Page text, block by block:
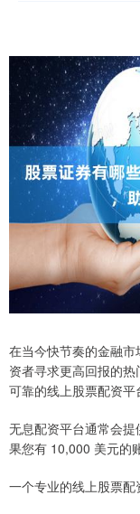
在当今快节奏的金融
资者寻求更高回报的热
可靠的线上股票配资平
无息配资平台通常会
果您有 10,000 美元的
一个专业的线上股票配